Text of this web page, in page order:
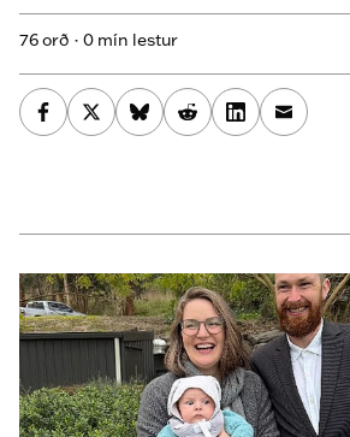
76 orð · 0 mín lestur